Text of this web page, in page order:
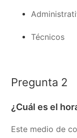
Técnicos
Pregunta 2
¿Cuál es el
Este medio de